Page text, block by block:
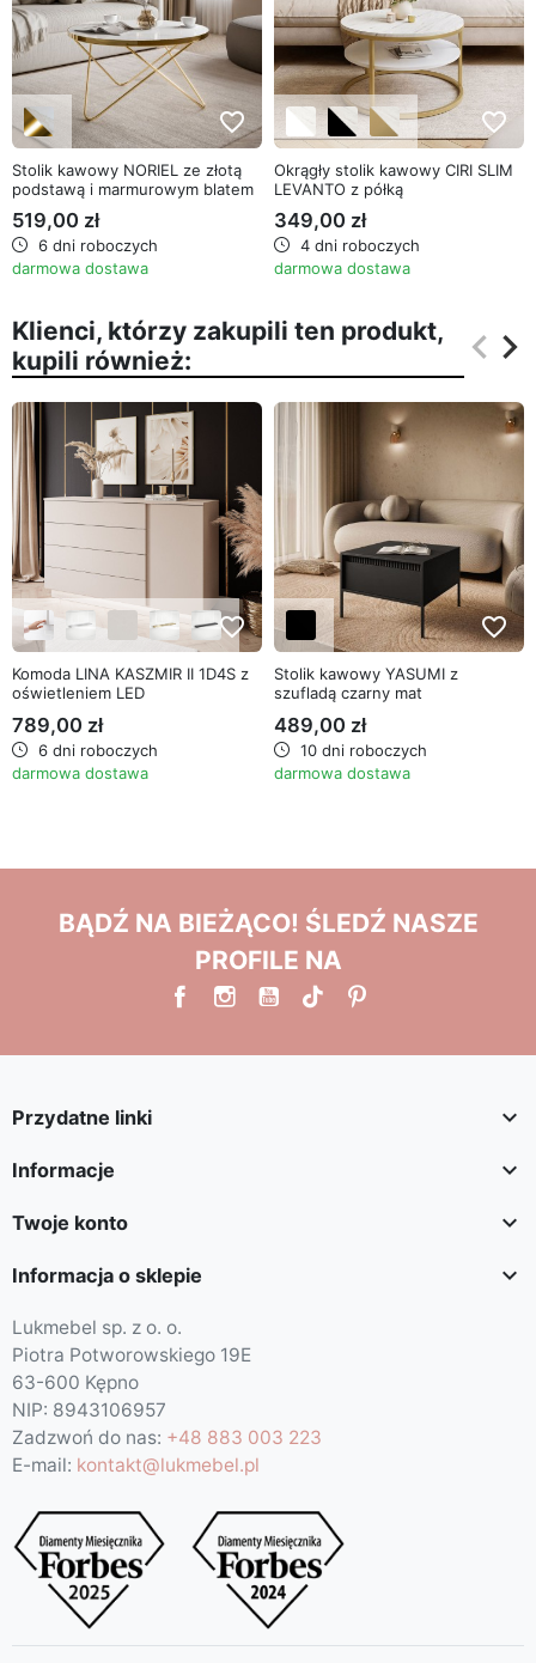
favorite_border
Stolik kawowy NORIEL ze złotą
podstawą i marmurowym blatem
519,00 zł
6 dni roboczych
darmowa dostawa
favorite_border
Okrągły stolik kawowy CIRI SLIM
LEVANTO z półką
349,00 zł
4 dni roboczych
darmowa dostawa
Klienci, którzy zakupili ten produkt,
kupili również:
keyboard_arrow_left
keyboard_arrow_right
favorite_border
Komoda LINA KASZMIR II 1D4S z
oświetleniem LED
789,00 zł
6 dni roboczych
darmowa dostawa
favorite_border
Stolik kawowy YASUMI z
szufladą czarny mat
489,00 zł
10 dni roboczych
darmowa dostawa
BĄDŹ NA BIEŻĄCO! ŚLEDŹ NASZE
PROFILE NA
Przydatne linki 
Informacje 
Twoje konto 
Informacja o sklepie 
Lukmebel sp. z o. o.
Piotra Potworowskiego 19E
63-600 Kępno
NIP: 8943106957
Zadzwoń do nas: +48 883 003 223
E-mail: kontakt@lukmebel.pl